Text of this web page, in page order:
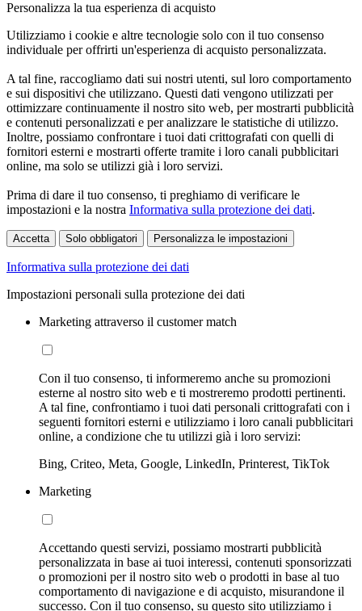
Personalizza la tua esperienza di acquisto
Utilizziamo i cookie e altre tecnologie solo con il tuo consenso
individuale per offrirti un'esperienza di acquisto personalizzata.
A tal fine, raccogliamo dati sui nostri utenti, sul loro comportamento
e sui dispositivi che utilizzano. Questi dati vengono utilizzati per
ottimizzare continuamente il nostro sito web, per mostrarti pubblicità
e contenuti personalizzati e per analizzare le statistiche di utilizzo.
Inoltre, possiamo confrontare i tuoi dati crittografati con quelli di
fornitori esterni e mostrarti offerte tramite i loro canali pubblicitari
online, ma solo se utilizzi già i loro servizi.
Prima di dare il tuo consenso, ti preghiamo di verificare le
impostazioni e la nostra Informativa sulla protezione dei dati.
Accetta Solo obbligatori Personalizza le impostazioni
Informativa sulla protezione dei dati
Impostazioni personali sulla protezione dei dati
Marketing attraverso il customer match
Con il tuo consenso, ti informeremo anche su promozioni
esterne al nostro sito web e ti mostreremo prodotti pertinenti.
A tal fine, confrontiamo i tuoi dati personali crittografati con i
seguenti fornitori esterni e utilizziamo i loro canali pubblicitari
online, a condizione che tu utilizzi già i loro servizi:
Bing, Criteo, Meta, Google, LinkedIn, Printerest, TikTok
Marketing
Accettando questi servizi, possiamo mostrarti pubblicità
personalizzata in base ai tuoi interessi, contenuti sponsorizzati
o promozioni per il nostro sito web o prodotti in base al tuo
comportamento di navigazione e di acquisto, misurandone il
successo. Con il tuo consenso, su questo sito utilizziamo i